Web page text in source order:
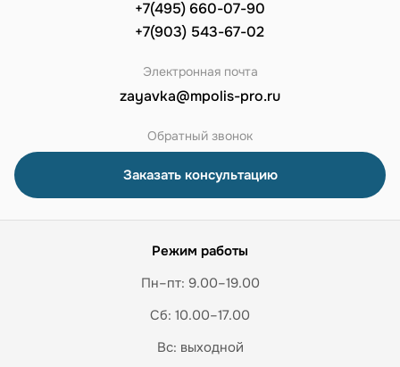
+7(495) 660-07-90
+7(903) 543-67-02
Электронная почта
zayavka@mpolis-pro.ru
Обратный звонок
Заказать консультацию
Режим работы
Пн–пт: 9.00–19.00
Сб: 10.00–17.00
Вс: выходной